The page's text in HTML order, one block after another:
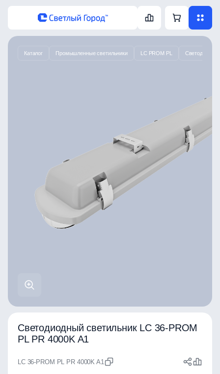
Каталог Промышленные светильники LC PROM PL
Светодиодный светильник LC 36-PROM
PL PR 4000K A1
LC 36-PROM PL PR 4000K A1